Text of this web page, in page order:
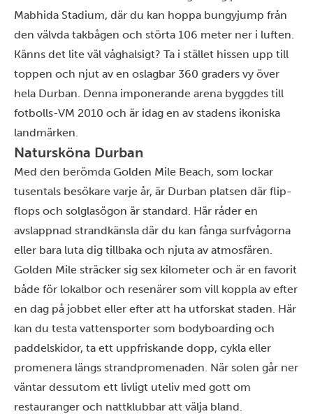
Mabhida Stadium, där du kan hoppa bungyjump från
den välvda takbågen och störta 106 meter ner i luften.
Känns det lite väl våghalsigt? Ta i stället hissen upp till
toppen och njut av en oslagbar 360 graders vy över
hela Durban. Denna imponerande arena byggdes till
fotbolls-VM 2010 och är idag en av stadens ikoniska
landmärken.
Natursköna Durban
Med den berömda Golden Mile Beach, som lockar
tusentals besökare varje år, är Durban platsen där flip-
flops och solglasögon är standard. Här råder en
avslappnad strandkänsla där du kan fånga surfvågorna
eller bara luta dig tillbaka och njuta av atmosfären.
Golden Mile sträcker sig sex kilometer och är en favorit
både för lokalbor och resenärer som vill koppla av efter
en dag på jobbet eller efter att ha utforskat staden. Här
kan du testa vattensporter som bodyboarding och
paddelskidor, ta ett uppfriskande dopp, cykla eller
promenera längs strandpromenaden. När solen går ner
väntar dessutom ett livligt uteliv med gott om
restauranger och nattklubbar att välja bland.